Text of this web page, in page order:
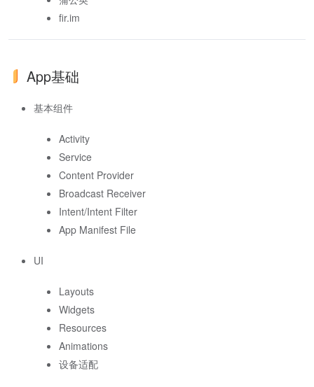
fir.im
App基础
基本组件
Activity
Service
Content Provider
Broadcast Receiver
Intent/Intent Filter
App Manifest File
UI
Layouts
Widgets
Resources
Animations
设备适配